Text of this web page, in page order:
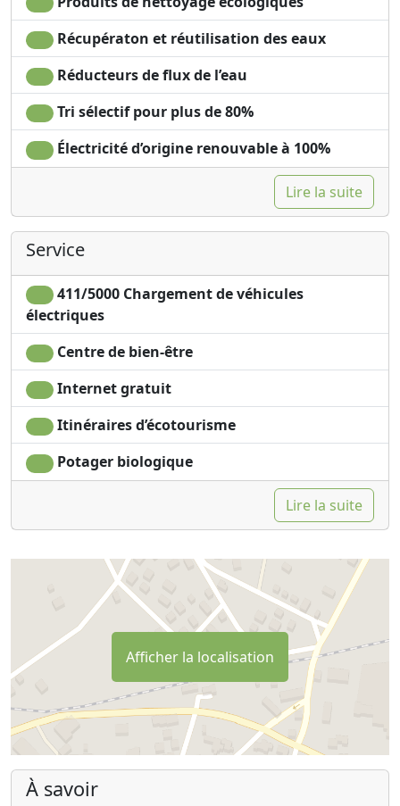
Sofa bed
Dining table
High chair
Cooking utensils
Fridge
Dishwasher
Coffee machine
Barbecue
naturel
Shower
et véganes
Smart TV
lin
Oreiller
hypoallergénique
Bouilloire avec une
sélection de thé et de
Baignoire à jets
Sauna privée
Récupératon et réutilisation des eaux
Réducteurs de flux de l’eau
Tri sélectif pour plus de 80%
Électricité d’origine renouvable à 100%
Lire la suite
Service
411/5000 Chargement de véhicules
électriques
Centre de bien-être
Internet gratuit
Itinéraires d’écotourisme
Potager biologique
Lire la suite
Afficher la localisation
À savoir